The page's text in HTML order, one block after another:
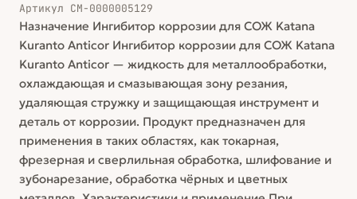
Артикул СМ-0000005129
Назначение Ингибитор коррозии для СОЖ Katana
Kuranto Anticor Ингибитор коррозии для СОЖ Katana
Kuranto Anticor — жидкость для металлообработки,
охлаждающая и смазывающая зону резания,
удаляющая стружку и защищающая инструмент и
деталь от коррозии. Продукт предназначен для
применения в таких областях, как токарная,
фрезерная и сверлильная обработка, шлифование и
зубонарезание, обработка чёрных и цветных